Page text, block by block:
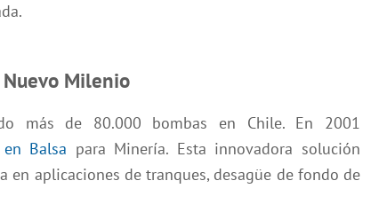
Milenio
más de 80.000 bombas en Chile. En 2001
Balsa para Minería. Esta innovadora solución
en aplicaciones de tranques, desagüe de fondo de